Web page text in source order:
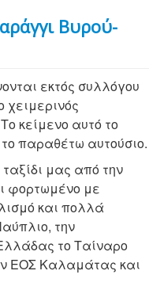
Βυρού-
εκτός συλλόγου
κείμενο αυτό το
παραθέτω αυτούσιο.
μας από την
φορτωμένο με
και πολλά
την
το Ταίναρο
ΕΟΣ Καλαμάτας και